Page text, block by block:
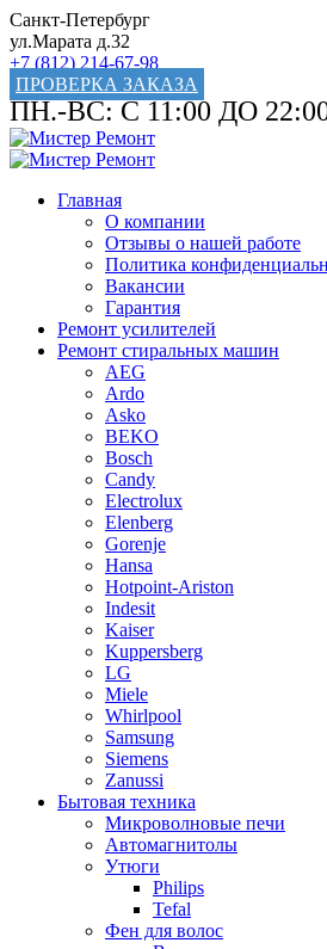
Санкт-Петербург
ул.Марата д.32
+7 (812) 214-67-98
ПРОВЕРКА ЗАКАЗА
ПН.-ВС: С 11:00 ДО
Главная
О компании
Отзывы о нашей работе
Политика
Вакансии
Гарантия
Ремонт усилителей
Ремонт стиральных машин
AEG
Ardo
Asko
BEKO
Bosch
Candy
Electrolux
Elenberg
Gorenje
Hansa
Hotpoint-Ariston
Indesit
Kaiser
Kuppersberg
LG
Miele
Whirlpool
Samsung
Siemens
Zanussi
Бытовая техника
Микроволновые печи
Автомагнитолы
Утюги
Philips
Tefal
Фен для волос